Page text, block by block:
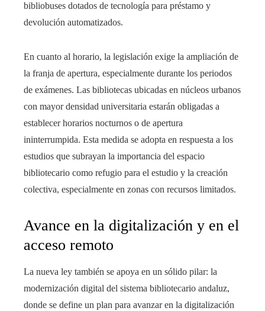
bibliobuses dotados de tecnología para préstamo y
devolución automatizados.
En cuanto al horario, la legislación exige la ampliación de
la franja de apertura, especialmente durante los periodos
de exámenes. Las bibliotecas ubicadas en núcleos urbanos
con mayor densidad universitaria estarán obligadas a
establecer horarios nocturnos o de apertura
ininterrumpida. Esta medida se adopta en respuesta a los
estudios que subrayan la importancia del espacio
bibliotecario como refugio para el estudio y la creación
colectiva, especialmente en zonas con recursos limitados.
Avance en la digitalización y en el
acceso remoto
La nueva ley también se apoya en un sólido pilar: la
modernización digital del sistema bibliotecario andaluz,
donde se define un plan para avanzar en la digitalización